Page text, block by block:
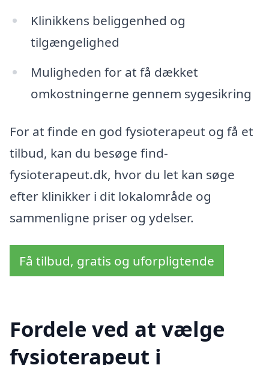
Klinikkens beliggenhed og
tilgængelighed
Muligheden for at få dækket
omkostningerne gennem sygesikring
For at finde en god fysioterapeut og få et
tilbud, kan du besøge find-
fysioterapeut.dk, hvor du let kan søge
efter klinikker i dit lokalområde og
sammenligne priser og ydelser.
Få tilbud, gratis og uforpligtende
Fordele ved at vælge
fysioterapeut i